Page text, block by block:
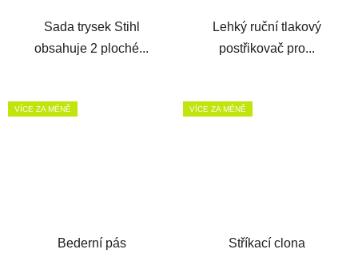
Sada trysek Stihl
obsahuje 2 ploché...
Lehký ruční tlakový
postřikovač pro...
VÍCE ZA MÉNĚ
Bederní pás
VÍCE ZA MÉNĚ
Stříkací clona